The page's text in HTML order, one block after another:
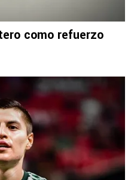
como refuerzo